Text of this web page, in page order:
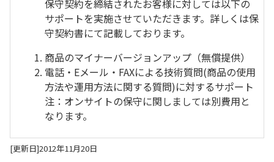
保守契約を締結されたお客様に対しては以下の
サポートを実施させていただきます。詳しくは保
守契約書にて記載しております。
商品のマイナーバージョンアップ（無償提供）
電話・Eメール・FAXによる技術質問(商品の使用
方法や運用方法に関する質問)に対するサポート
注：オンサイトの保守に関しましては別費用と
なります。
[更新日]2012年11月20日